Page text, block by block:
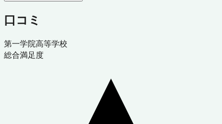
口コミ
第一学院高等学校
総合満足度